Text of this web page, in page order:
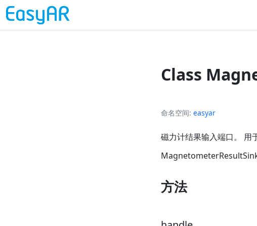
Class
命名空间 easyar
磁力计结果输入端口。 用
方法